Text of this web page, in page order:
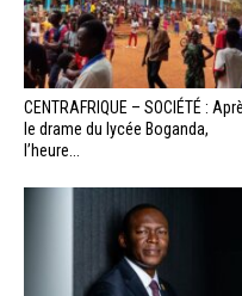
CENTRAFRIQUE – SOCIÉTÉ :
le drame du lycée Boganda,
l’heure...